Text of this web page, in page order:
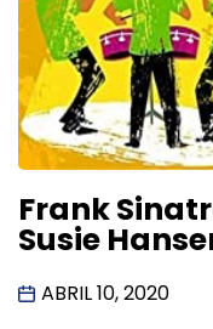
Frank
Susie
ABRIL 10, 2020